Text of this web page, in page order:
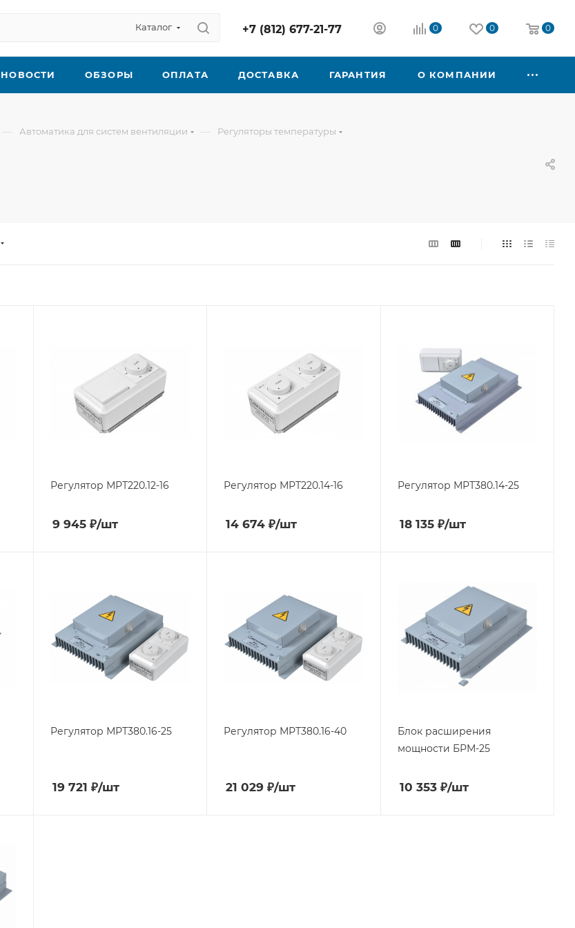
Каталог +7 (812) 677-21-77 0 0 0
НОВОСТИ ОБЗОРЫ ОПЛАТА ДОСТАВКА ГАРАНТИЯ О КОМПАНИИ
— Автоматика для систем вентиляции — Регуляторы температуры
Регулятор МРТ220.12-16
9 945₽/шт
Регулятор МРТ220.14-16
14 674 ₽/шт
Регулятор МРТ380.14-25
18 135₽/шт
Регулятор МРТ380.16-25
19 721 ₽/шт
Регулятор МРТ380.16-40
21 029 ₽/шт
Блок расширения
мощности БРМ-25
10 353₽/шт